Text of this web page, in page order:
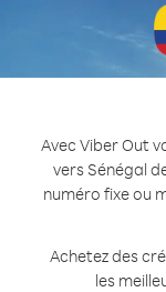
Avec Viber Out
vers Sénégal
numéro fixe ou
Achetez des
les